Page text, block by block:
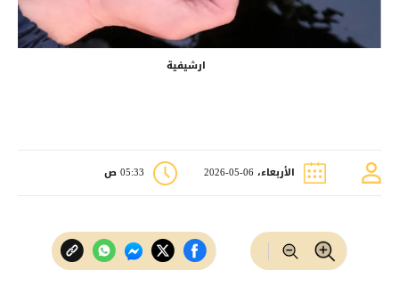
ارشيفية
الأربعاء، 06-05-2026 05:33 ص